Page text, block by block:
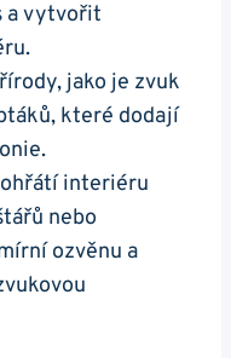
a vytvořit
jako je zvuk
které dodají
interiéru
nebo
ozvěnu a